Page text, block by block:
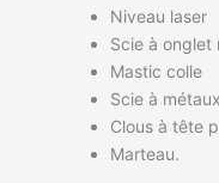
Niveau laser
Scie à onglet
Mastic colle
Scie à métaux
Clous à tête
Marteau.